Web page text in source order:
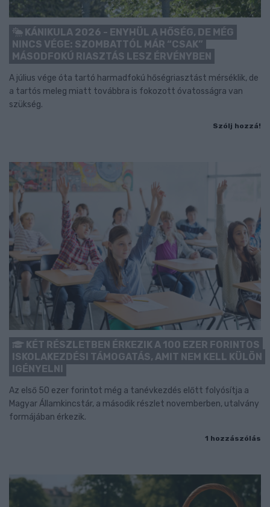
KÁNIKULA 2026 - ENYHÜL A HŐSÉG, DE MÉG
NINCS VÉGE: SZOMBATTÓL MÁR “CSAK”
MÁSODFOKÚ RIASZTÁS LESZ ÉRVÉNYBEN
A július vége óta tartó harmadfokú hőségriasztást mérséklik, de
a tartós meleg miatt továbbra is fokozott óvatosságra van
szükség.
Szólj hozzá!
KÉT RÉSZLETBEN ÉRKEZIK A 100 EZER FORINTOS
ISKOLAKEZDÉSI TÁMOGATÁS, AMIT NEM KELL KÜLÖN
IGÉNYELNI
Az első 50 ezer forintot még a tanévkezdés előtt folyósítja a
Magyar Államkincstár, a második részlet novemberben, utalvány
formájában érkezik.
1 hozzászólás